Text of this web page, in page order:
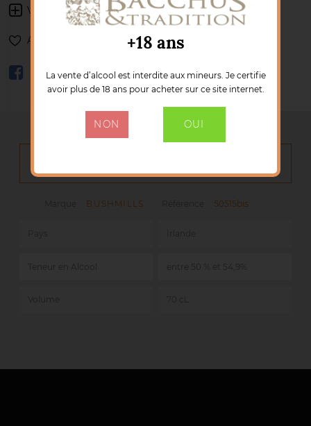
Voir les autres produits : BUSHMILLS
Ajouter à ma liste de souhaits
BUSHMILLS 50515bis
+18 ans
La vente d’alcool est interdite aux mineurs. Je certifie
avoir plus de 18 ans pour acheter sur ce site internet.
NON OUI